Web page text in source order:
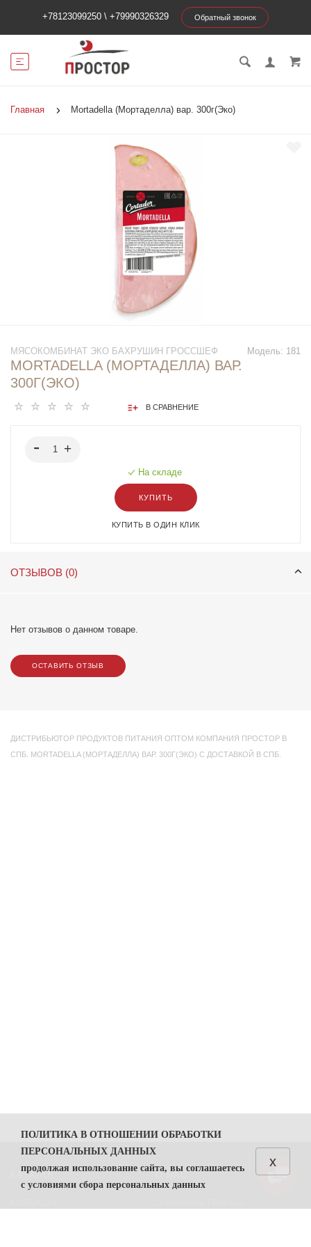
+78123099250 \ +79990326329 Обратный звонок
Главная Mortadella (Мортаделла) вар. 300г(Эко)
Модель: 181
МЯСОКОМБИНАТ ЭКО БАХРУШИН ГРОССШЕФ
MORTADELLA (МОРТАДЕЛЛА) ВАР.
300Г(ЭКО)
В СРАВНЕНИЕ
На складе
КУПИТЬ
КУПИТЬ В ОДИН КЛИК
ОТЗЫВОВ (0)
Нет отзывов о данном товаре.
ОСТАВИТЬ ОТЗЫВ
ДИСТРИБЬЮТОР ПРОДУКТОВ ПИТАНИЯ ОПТОМ КОМПАНИЯ ПРОСТОР В
СПБ. MORTADELLA (МОРТАДЕЛЛА) ВАР. 300Г(ЭКО) С ДОСТАВКОЙ В СПБ.
КАТАЛОГ О НАС
ПОЛИТИКА В ОТНОШЕНИИ ОБРАБОТКИ
ПЕРСОНАЛЬНЫХ ДАННЫХ
продолжая использование сайта, вы соглашаетесь
с условиями сбора персональных данных
x